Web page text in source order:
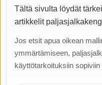
Tältä sivulta löydät
artikkelit
Jos etsit apua oikean
ymmärtämiseen,
käyttötarkoituksiin